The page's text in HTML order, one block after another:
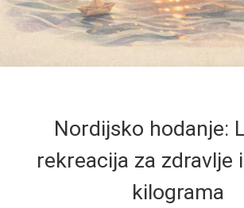
Nordijsko hodanje:
rekreacija za zdravlje
kilograma